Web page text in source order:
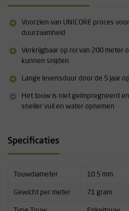
UniCore: Veel Beal touwen zijn
mantelverschuiving en maakt het
Voorzien van UNICORE proces
duurzaamheid
Verkrijgbaar op rol van 200 meter
kunnen snijden
Lange levensduur door de 5 jaar
Het touw is niet geïmpregneerd
sneller vuil en water opnemen
Specificaties
Touwdiameter 10.5 mm
Gewicht per meter 71 gram